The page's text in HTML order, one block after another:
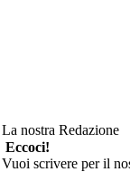
La nostra Redazione
Eccoci!
Vuoi scrivere per il